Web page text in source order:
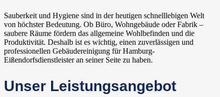
Sauberkeit und Hygiene sind in der heutigen schnelllebigen Welt
von höchster Bedeutung. Ob Büro, Wohngebäude oder Fabrik –
saubere Räume fördern das allgemeine Wohlbefinden und die
Produktivität. Deshalb ist es wichtig, einen zuverlässigen und
professionellen Gebäudereinigung für Hamburg-
Eißendorfsdienstleister an seiner Seite zu haben.
Unser Leistungsangebot